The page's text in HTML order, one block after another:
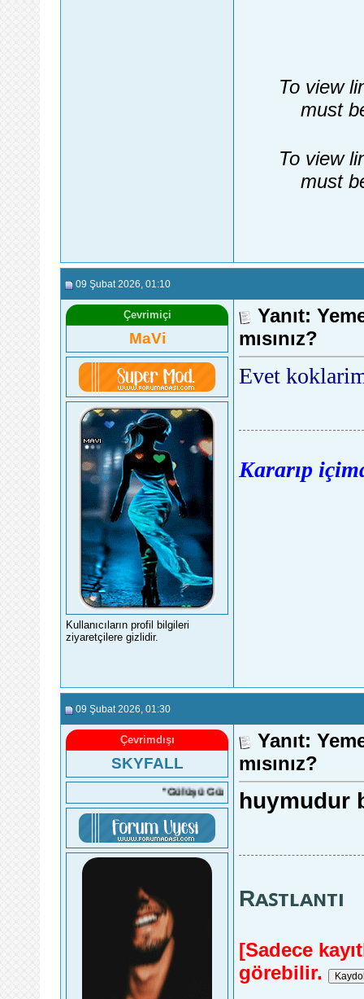
To view
must
To view
must
09 Şubat 2026 , 01:10
Çevrimiçi
MaVi
Kullanıcıların profil bilgileri
ziyaretçilere gizlidir.
Yanıt:
mısınız?
Evet
Kararıp
09 Şubat 2026 , 01:30
Çevrimdışı
SKYFALL
''Gülüşü Güzel Kadın''
Yanıt:
mısınız?
huymudur
Rᴀꜱᴛʟᴀɴᴛı
[Sadece
görebilir.